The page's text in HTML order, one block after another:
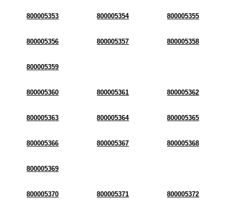
800005353 800005354 800005355
800005356 800005357 800005358
800005359
800005360 800005361 800005362
800005363 800005364 800005365
800005366 800005367 800005368
800005369
800005370 800005371 800005372